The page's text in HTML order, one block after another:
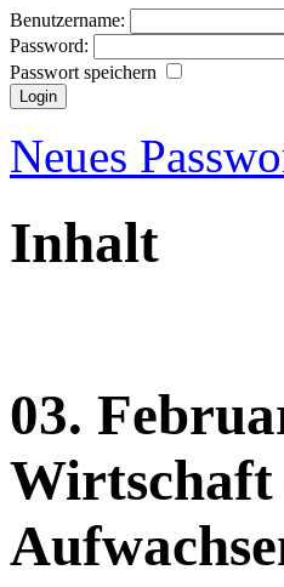
Benutzername:
Password:
Passwort speichern
Neues
Inhalt
03.